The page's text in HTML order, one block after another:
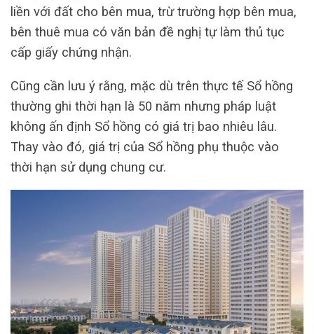
liền với đất cho bên mua, trừ trường hợp bên mua,
bên thuê mua có văn bản đề nghị tự làm thủ tục
cấp giấy chứng nhận.
Cũng cần lưu ý rằng, mặc dù trên thực tế Sổ hồng
thường ghi thời hạn là 50 năm nhưng pháp luật
không ấn định Sổ hồng có giá trị bao nhiêu lâu.
Thay vào đó, giá trị của Sổ hồng phụ thuộc vào
thời hạn sử dụng chung cư.